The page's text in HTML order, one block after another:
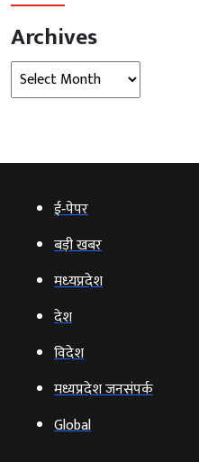
Archives
Archives
ई‑पेपर
बड़ी खबर
मध्‍यप्रदेश
देश
विदेश
मध्यप्रदेश जनसंपर्क
Global